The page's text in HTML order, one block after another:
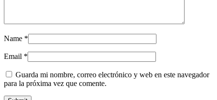
Name *
Email *
Guarda mi nombre, correo electrónico y web en este navegador
para la próxima vez que comente.